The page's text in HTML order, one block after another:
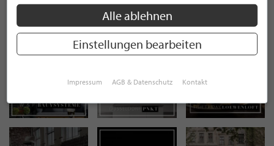
STILPUNKTE AUF
INSTAGRAM
Alle ablehnen
Einstellungen bearbeiten
Impressum AGB & Datenschutz Kontakt